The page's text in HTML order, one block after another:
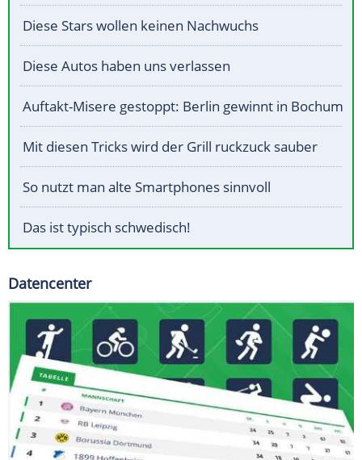
Diese Stars wollen keinen Nachwuchs
Diese Autos haben uns verlassen
Auftakt-Misere gestoppt: Berlin gewinnt in Bochum
Mit diesen Tricks wird der Grill ruckzuck sauber
So nutzt man alte Smartphones sinnvoll
Das ist typisch schwedisch!
Datencenter